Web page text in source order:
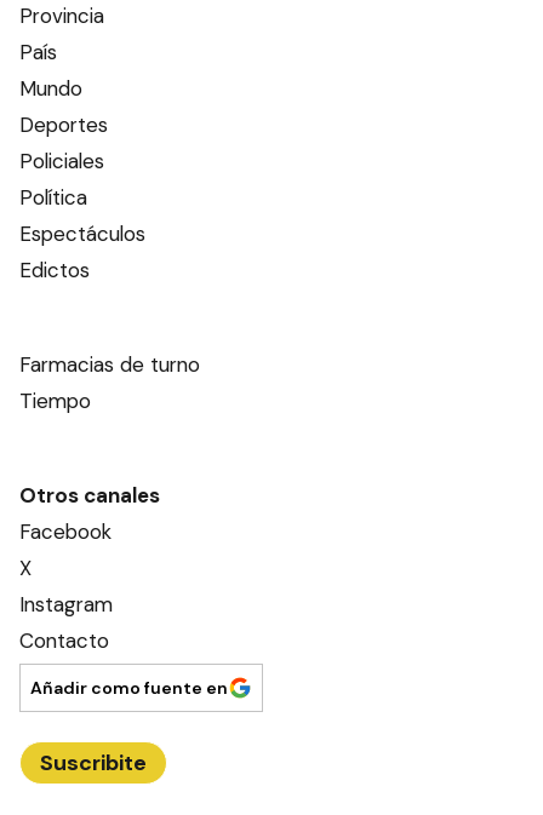
Provincia
País
Mundo
Deportes
Policiales
Política
Espectáculos
Edictos
Farmacias de turno
Tiempo
Otros canales
Facebook
X
Instagram
Contacto
Añadir como fuente en
Suscribite